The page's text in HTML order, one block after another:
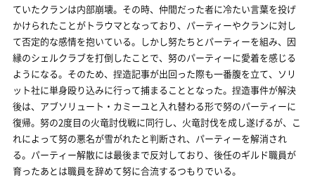
ていたクランは内部崩壊。その時、仲間だった者に冷たい言葉を投げ
かけられたことがトラウマとなっており、パーティーやクランに対し
て否定的な感情を抱いている。しかし努たちとパーティーを組み、因
縁のシェルクラブを打倒したことで、努のパーティーに愛着を感じる
ようになる。そのため、捏造記事が出回った際も一番腹を立て、ソリ
ット社に単身殴り込みに行って捕まることとなった。捏造事件が解決
後は、アブソリュート・カミーユと入れ替わる形で努のパーティーに
復帰。努の2度目の火竜討伐戦に同行し、火竜討伐を成し遂げるが、こ
れによって努の悪名が雪がれたと判断され、パーティーを解消され
る。パーティー解散には最後まで反対しており、後任のギルド職員が
育ったあとは職員を辞めて努に合流するつもりでいる。